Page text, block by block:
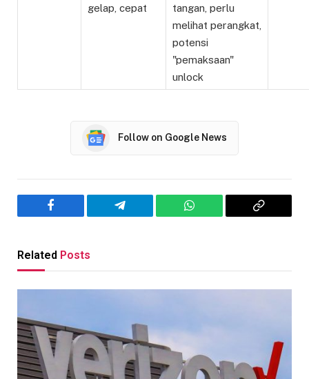
gelap, cepat
tangan, perlu
melihat perangkat,
potensi
"pemaksaan"
unlock
Follow on Google News
Facebook Telegram WhatsApp
Copy
Related Posts